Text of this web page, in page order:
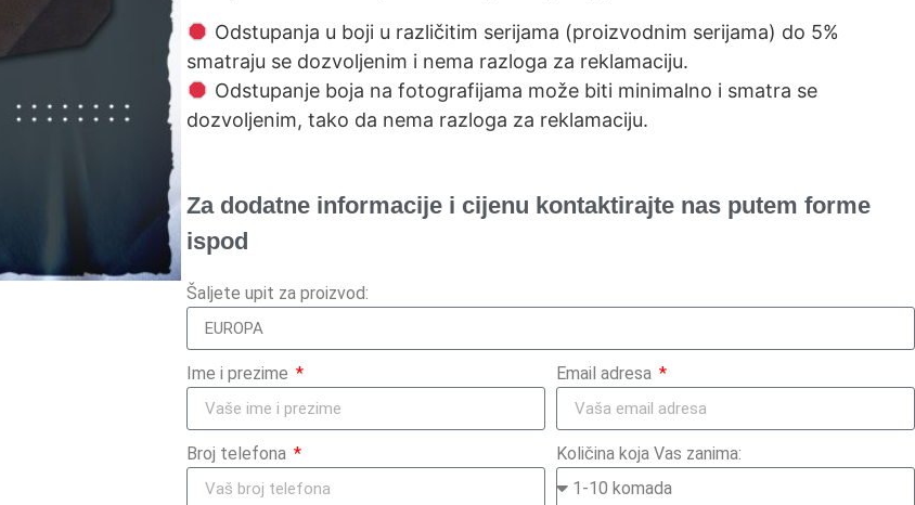
Odstupanja u boji u različitim serijama (proizvodnim serijama) do 5%
smatraju se dozvoljenim i nema razloga za reklamaciju.
Odstupanje boja na fotografijama može biti minimalno i smatra se
dozvoljenim, tako da nema razloga za reklamaciju.
Za dodatne informacije i cijenu kontaktirajte nas putem forme
ispod
Šaljete upit za proizvod:
Ime i prezime Email adresa
Broj telefona Količina koja Vas zanima: